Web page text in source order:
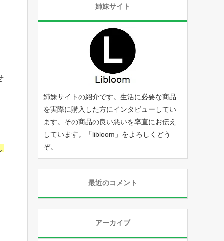
姉妹サイト
姉妹サイトの紹介です。生活に必要な商品
を実際に購入した方にインタビューしてい
ます。その商品の良い悪いを率直にお伝え
しています。「libloom 」をよろしくどう
ぞ。
最近のコメント
アーカイブ